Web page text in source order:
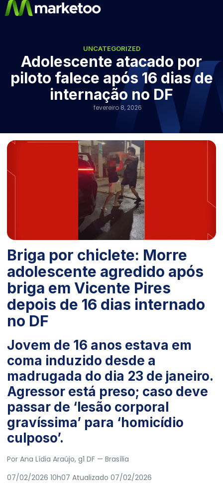
UNCATEGORIZED
Adolescente atacado por
piloto falece após 16 dias de
internação no DF
fevereiro 8, 2026
Briga por chiclete: Morre
adolescente agredido após
briga em Vicente Pires
depois de 16 dias internado
no DF
Jovem de 16 anos estava em
coma induzido desde a
madrugada do dia 23 de janeiro.
Agressor está preso; caso deve
passar de ‘lesão corporal
gravíssima’ para ‘homicídio
culposo’.
Por Ana Lídia Araújo, g1 DF — Brasília
07/02/2026 10h07 Atualizado 07/02/2026